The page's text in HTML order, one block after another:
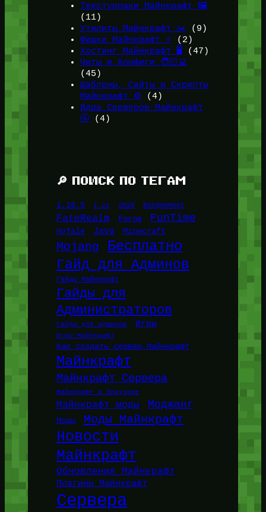
Текстурпаки Майнкрафт 🖼️
(11)
Утилиты Майнкрафт ✂️ (9)
Фишки Майнкрафт ⭐(2)
Хостинг Майнкрафт 🖥️ (47)
Читы и Конфиги 🧑🏻‍💻
(45)
Шаблоны, Сайты и Скрипты
Майнкрафт ⚙️ (4)
Ядра Серверов Майнкрафт
🚰(4)
🔎 ПОИСК ПО ТЕГАМ
1.16.5 1.21 2026 BungeeHost
FateRealm Forge FunTime
HyTale Java Minecraft
Mojang Бесплатно
Гайд для Админов
Гайды Майнкрафт
Гайды для
Администраторов
Гайды для админов Игры
Игры Майнкрафт
Как создать сервер Майнкрафт
Майнкрафт
Майнкрафт Сервера
Майнкрафт в браузере
Майнкрафт моды Моджанг
Моды Моды Майнкрафт
Новости
Майнкрафт
Обновления Майнкрафт
Плагины Майнкрафт
Сервера